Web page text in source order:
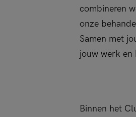
combineren
onze
Samen met
jouw werk en
Binnen het